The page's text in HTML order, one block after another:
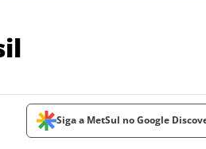
Siga a MetSul no Google